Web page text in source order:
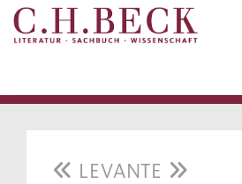
LEVANTE